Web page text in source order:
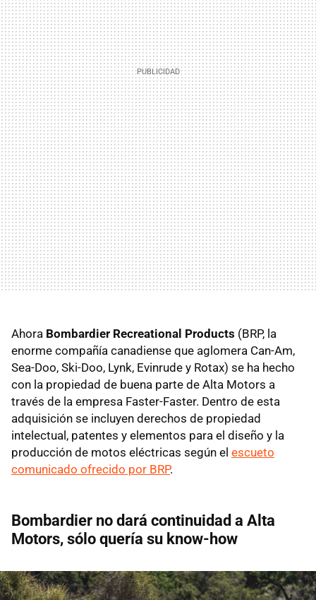
Ahora Bombardier Recreational Products (BRP, la
enorme compañía canadiense que aglomera Can-Am,
Sea-Doo, Ski-Doo, Lynk, Evinrude y Rotax) se ha hecho
con la propiedad de buena parte de Alta Motors a
través de la empresa Faster-Faster. Dentro de esta
adquisición se incluyen derechos de propiedad
intelectual, patentes y elementos para el diseño y la
producción de motos eléctricas según el escueto
comunicado ofrecido por BRP.
Bombardier no dará continuidad a Alta
Motors, sólo quería su know-how